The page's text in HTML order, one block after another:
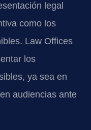
legal
como los
Law Offices
los
ya sea en
audiencias ante